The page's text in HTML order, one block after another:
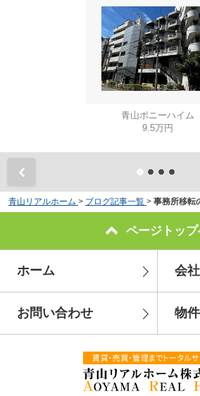
青山ポニーハイム
9.5万円
青山リアルホーム > ブログ記事一覧 > 事務所移転
ページトッ
ホーム 会
お問い合わせ 物